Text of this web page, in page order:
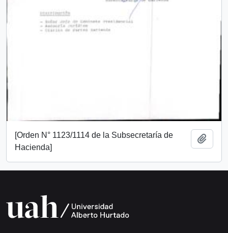
[Orden N° 1123/1114 de la Subsecretaría de
Hacienda]